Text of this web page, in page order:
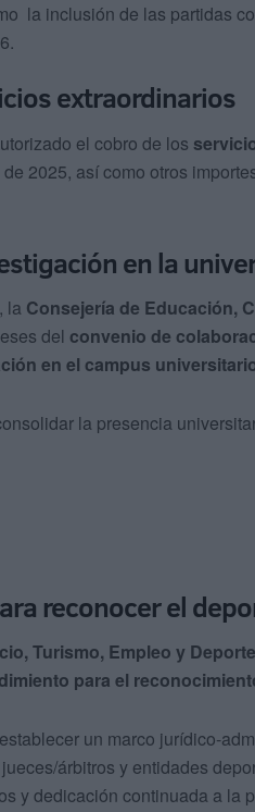
la inclusión de las partidas
extraordinarios
el cobro de los
2025, así como otros
en la
la Consejería de Educación,
del convenio de
en el campus
la presencia
reconocer el
Turismo, Empleo y Deporte
para el
un marco jurídico-
árbitros y entidades
y dedicación continuada a la